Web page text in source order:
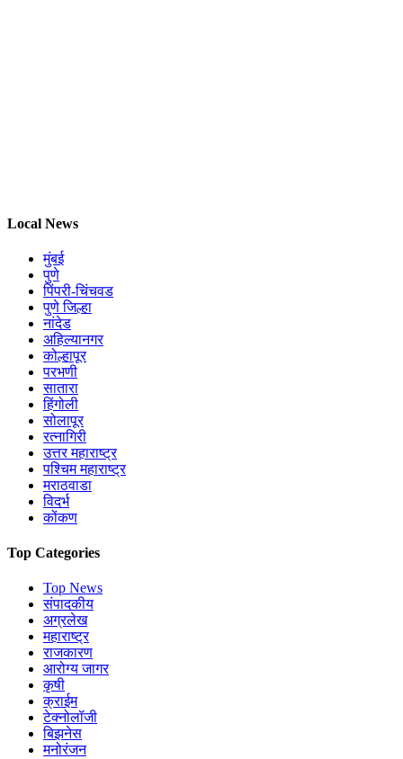
Local News
मुंबई
पुणे
पिंपरी-चिंचवड
पुणे जिल्हा
नांदेड
अहिल्यानगर
कोल्हापूर
परभणी
सातारा
हिंगोली
सोलापूर
रत्नागिरी
उत्तर महाराष्ट्र
पश्चिम महाराष्ट्र
मराठवाडा
विदर्भ
कोंकण
Top Categories
Top News
संपादकीय
अग्रलेख
महाराष्ट्र
राजकारण
आरोग्य जागर
कृषी
क्राईम
टेक्नोलॉजी
बिझनेस
मनोरंजन